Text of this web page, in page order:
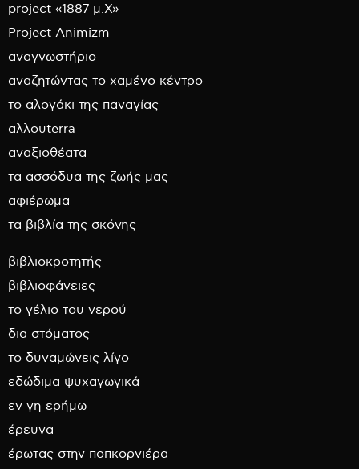
project «1887 μ.Χ»
Project Animizm
αναγνωστήριο
αναζητώντας το χαμένο κέντρο
το αλογάκι της παναγίας
αλλουterra
αναξιοθέατα
τα ασσόδυα της ζωής μας
αφιέρωμα
τα βιβλία της σκόνης
βιβλιοκροτητής
βιβλιοφάνειες
το γέλιο του νερού
δια στόματος
το δυναμώνεις λίγο
εδώδιμα ψυχαγωγικά
εν γη ερήμω
έρευνα
έρωτας στην ποπκορνιέρα